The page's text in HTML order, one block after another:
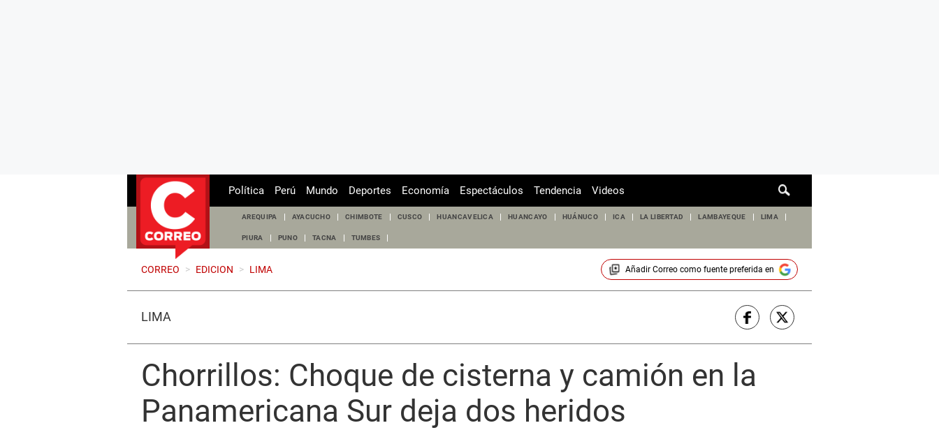
de
Política Perú Mundo Deportes Economía Espectáculos Tendencia Videos
AREQUIPA AYACUCHO CHIMBOTE CUSCO HUANCAVELICA HUANCAYO HUÁNUCO ICA LA LIBERTAD LAMBAYEQUE LIMA
PIURA PUNO TACNA TUMBES
CORREO > EDICION > LIMA Añadir Correocomo fuente preferida en
LIMA
Chorrillos: Choque de cisterna y camión en la
Panamericana Sur deja dos heridos